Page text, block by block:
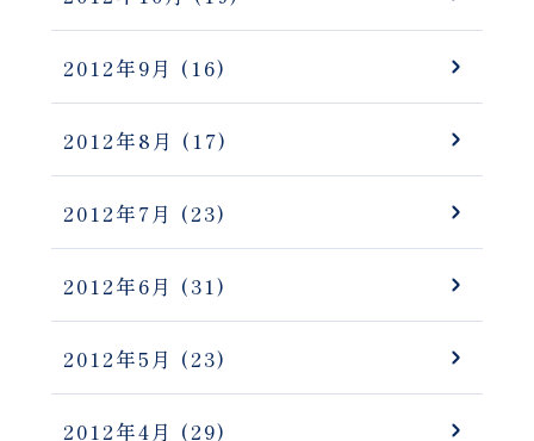
2012年9月 (16)
2012年8月 (17)
2012年7月 (23)
2012年6月 (31)
2012年5月 (23)
2012年4月 (29)